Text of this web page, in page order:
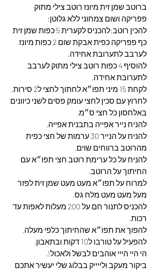
ברוטב שמן זית מיונז רוטב צילי מתוק
פפריקה ושום צמחוני ללא גלוטן:
להכין רוטב:להכניס לקערית 5 כפות שמן זית
כף פפריקה כפית אבקת שום 2 כפות מיונז
לערבב לתערובת אחידה,
להוסיף 4 כפות רוטב צילי מתוק לערבב
לתערובת אחידה,
לקחת 15 מיני תפו״א לחתוך לחצי ל2 סירות,
לחרוץ עם סכין לחצי עומק פסים לשני כיוונים
באלחסון כל חצי ס״מ,
להניח נייר אפייה בתבנית אפייה,
להניח על הנייר 30 ערמות של חצי כפית
מהרוטב ברווחים שוים,
להניח על כל ערימת רוטב חצי תפו״א עם
החיתוך על הרוטב,
למרוח על תפו״א מעט מעט שמן זית לפזר
מעל מעט מעט מלח גס,
להכניס לתנור חם על 200 מעלות לאפות עד
רכות,
להפוך את תפו״א שהחיתוך כלפי מעלה,
להפעיל על טורבו ל10 דקות ובתאבון.
הי היי הייי אוהבים לבשל ולאכול!.
ביקור מעקב ולייייק בבלוג שלי יעשיר אתכם